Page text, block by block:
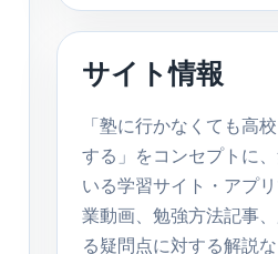
ト
検
サイト情報
「塾に行かなくても高
する」をコンセプトに
いる学習サイト・アプ
業動画、勉強方法記事
る疑問点に対する解説